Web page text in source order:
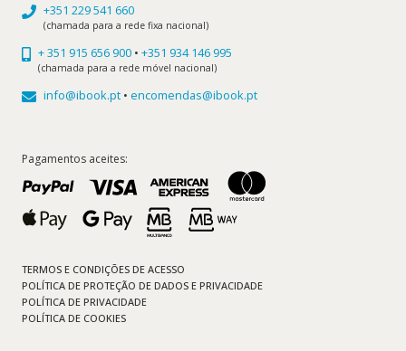
+351 229 541 660
(chamada para a rede fixa nacional)
+ 351 915 656 900 • +351 934 146 995
(chamada para a rede móvel nacional)
info@ibook.pt • encomendas@ibook.pt
Pagamentos aceites:
TERMOS E CONDIÇÕES DE ACESSO
POLÍTICA DE PROTEÇÃO DE DADOS E PRIVACIDADE
POLÍTICA DE PRIVACIDADE
POLÍTICA DE COOKIES